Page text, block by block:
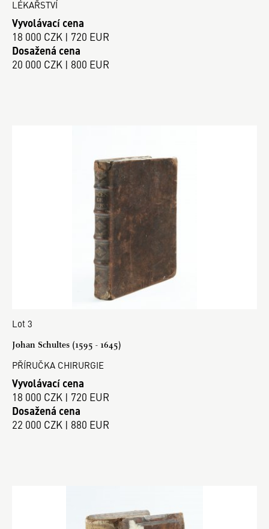
LÉKAŘSTVÍ
Vyvolávací cena
18 000 CZK | 720 EUR
Dosažená cena
20 000 CZK | 800 EUR
Lot 3
Johan Schultes (1595 - 1645)
PŘÍRUČKA CHIRURGIE
Vyvolávací cena
18 000 CZK | 720 EUR
Dosažená cena
22 000 CZK | 880 EUR